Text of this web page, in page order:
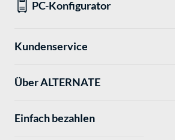
PC-Konfigurator
Kundenservice
Über ALTERNATE
Einfach bezahlen